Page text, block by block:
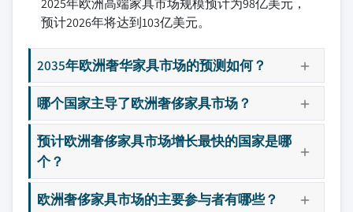
预计2026年将达到103亿美元。
2035年欧洲奢华家具市场的预测如何？
哪个国家主导了欧洲奢侈家具市场？
预计欧洲奢侈家具市场增长最快的国家是哪
个？
欧洲奢侈家具市场的主要参与者有哪些？